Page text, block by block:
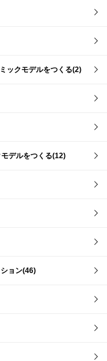
ックモデルをつくる(2)
デルをつくる(12)
ョン(46)